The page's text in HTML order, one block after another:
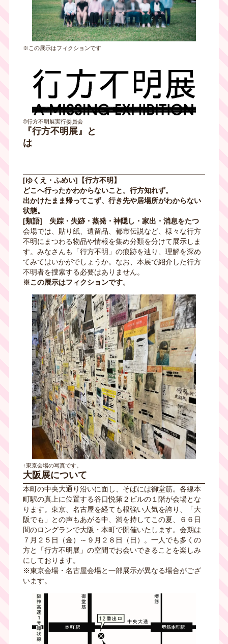
※この展示はフィクションです
©行方不明展実行委員会
『行方不明展』と
は
[ゆくえ・ふめい]【行方不明】
どこへ行ったかわからないこと。行方知れず。
出かけたまま帰ってこず、行き先や居場所がわからない
状態。
[類語] 失踪・失跡・蒸発・神隠し・家出・消息をたつ
会場では、貼り紙、遺留品、都市伝説など、様々な行方
不明にまつわる物品や情報を集め分類を分けて展示しま
す。みなさんも「行方不明」の痕跡を辿り、理解を深め
てみてはいかがでしょうか。なお、本展で紹介した行方
不明者を捜索する必要はありません。
※この展示はフィクションです。
↑東京会場の写真です。
大阪展について
本町の中央大通り沿いに面し、そばには御堂筋。各線本
町駅の真上に位置する谷口悦第２ビルの１階が会場とな
ります。東京、名古屋を経ても根強い人気を誇り、「大
阪でも」との声もあがる中、満を持してこの夏、６６日
間のロングランで大阪・本町で開催いたします。会期は
７月２５日（金）～９月２８日（日）。一人でも多くの
方と「行方不明展」の空間でお会いできることを楽しみ
にしております。
※東京会場・名古屋会場と一部展示が異なる場合がござ
います。